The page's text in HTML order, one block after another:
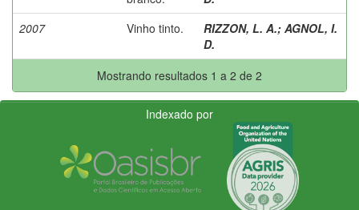
2007
Vinho tinto. RIZZON, L. A.; AGNOL, I.
D.
Mostrando resultados 1 a 2 de 2
Indexado por